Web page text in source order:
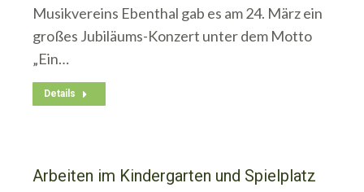
Musikvereins Ebenthal gab es am 24. März ein
großes Jubiläums-Konzert unter dem Motto
„Ein…
Details
Arbeiten im Kindergarten und Spielplatz